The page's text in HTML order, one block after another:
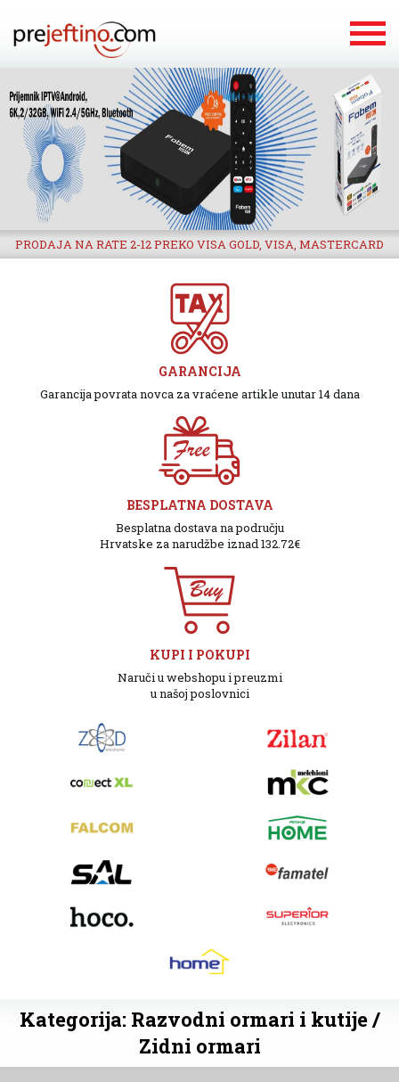
PRODAJA NA RATE 2-12 PREKO VISA GOLD, VISA, MASTERCARD
GARANCIJA
Garancija povrata novca za vraćene artikle unutar 14 dana
BESPLATNA DOSTAVA
Besplatna dostava na području
Hrvatske za narudžbe iznad 132.72€
KUPI I POKUPI
Naruči u webshopu i preuzmi
u našoj poslovnici
Kategorija: Razvodni ormari i kutije /
Zidni ormari